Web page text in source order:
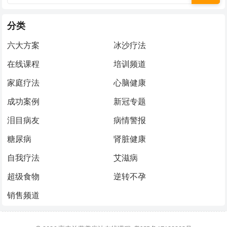
分类
六大方案
冰沙疗法
在线课程
培训频道
家庭疗法
心脑健康
成功案例
新冠专题
泪目病友
病情警报
糖尿病
肾脏健康
自我疗法
艾滋病
超级食物
逆转不孕
销售频道